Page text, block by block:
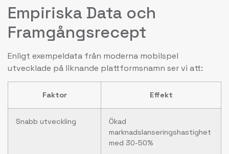
Empiriska Data och
Framgångsrecept
Enligt exempeldata från moderna mobilspel
utvecklade på liknande plattformsnamn ser vi att:
Faktor Effekt
Snabb utveckling
Ökad
marknadslanseringshastighet
med 30-50%